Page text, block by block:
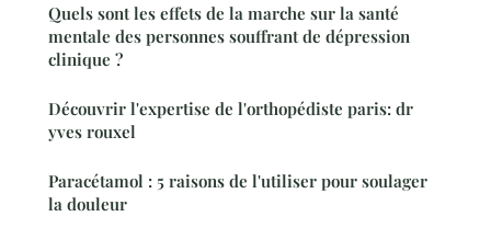
Quels sont les effets de la marche sur la santé
mentale des personnes souffrant de dépression
clinique ?
Découvrir l'expertise de l'orthopédiste paris: dr
yves rouxel
Paracétamol : 5 raisons de l'utiliser pour soulager
la douleur